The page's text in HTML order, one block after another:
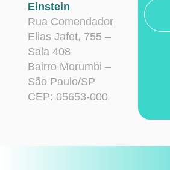
Einstein
Rua Comendador
Elias Jafet, 755 –
Sala 408
Bairro Morumbi –
São Paulo/SP
CEP: 05653-000